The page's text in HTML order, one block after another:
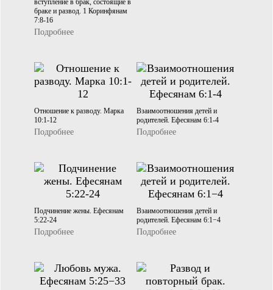
вступление в брак, состоящие в
браке и развод. 1 Коринфянам
7:8-16
Подробнее
Отношение к разводу. Марка
10:1-12
Подробнее
Взаимоотношения детей и
родителей. Ефесянам 6:1-4
Подробнее
Подчинение жены. Ефесянам
5:22-24
Подробнее
Взаимоотношения детей и
родителей. Ефесянам 6:1−4
Подробнее